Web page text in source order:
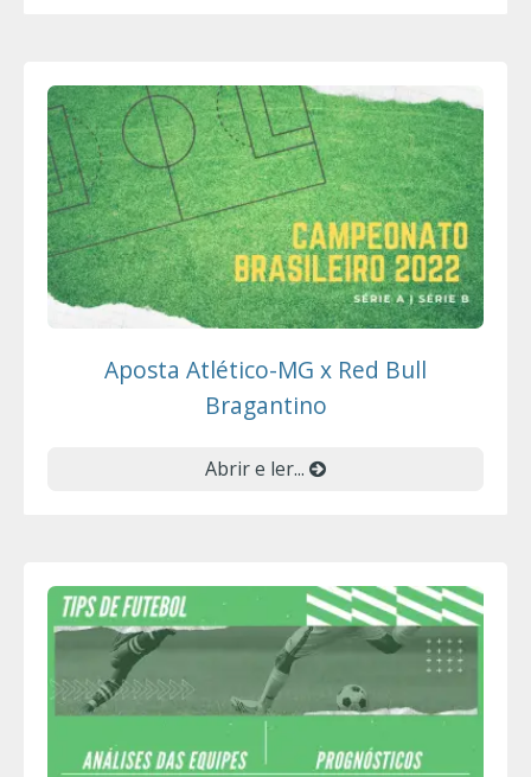
Aposta Atlético-MG x Red Bull
Bragantino
Abrir e ler...